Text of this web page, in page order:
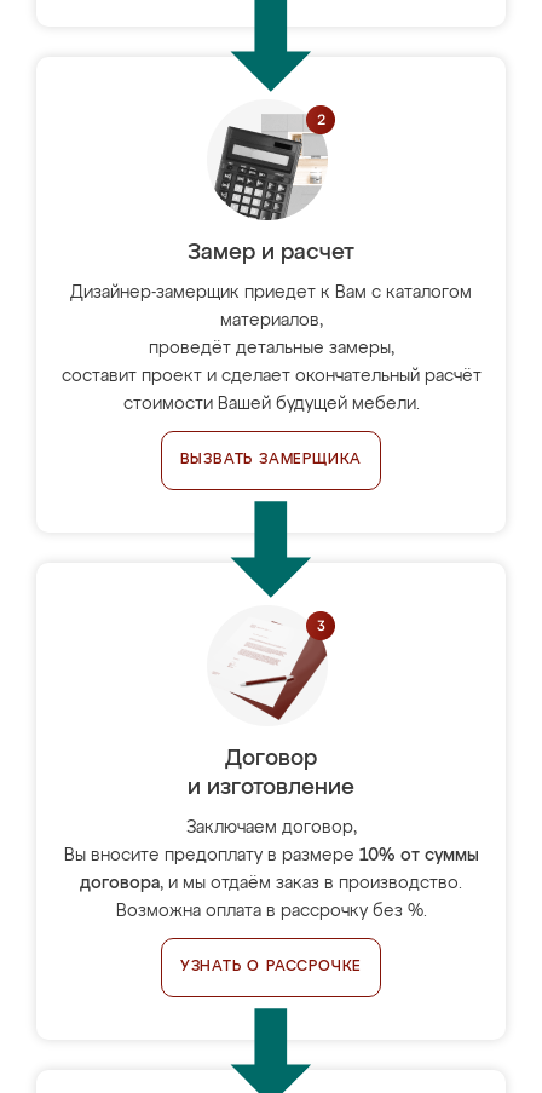
Замер и расчет
Дизайнер-замерщик приедет к Вам с каталогом
материалов,
проведёт детальные замеры,
составит проект и сделает окончательный расчёт
стоимости Вашей будущей мебели.
ВЫЗВАТЬ ЗАМЕРЩИКА
Договор
и изготовление
Заключаем договор,
Вы вносите предоплату в размере 10% от суммы
договора, и мы отдаём заказ в производство.
Возможна оплата в рассрочку без %.
УЗНАТЬ О РАССРОЧКЕ